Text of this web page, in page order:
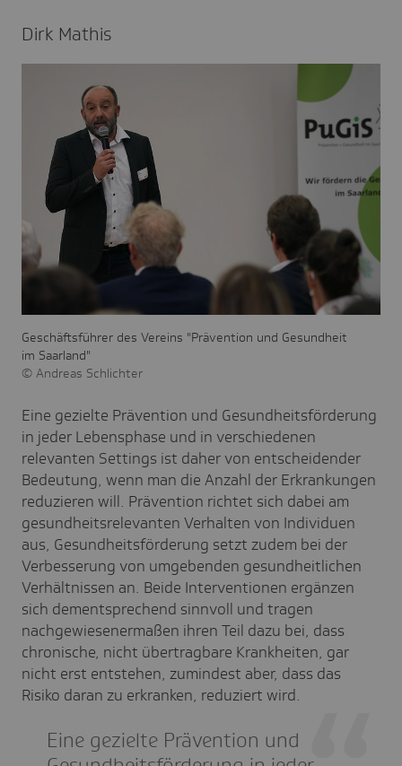
Dirk Mathis
Geschäftsführer des Vereins "Prävention und Gesundheit
im Saarland"
Andreas Schlichter
Eine gezielte Prävention und Gesundheitsförderung
in jeder Lebensphase und in verschiedenen
relevanten Settings ist daher von entscheidender
Bedeutung, wenn man die Anzahl der Erkrankungen
reduzieren will. Prävention richtet sich dabei am
gesundheitsrelevanten Verhalten von Individuen
aus, Gesundheitsförderung setzt zudem bei der
Verbesserung von umgebenden gesundheitlichen
Verhältnissen an. Beide Interventionen ergänzen
sich dementsprechend sinnvoll und tragen
nachgewiesenermaßen ihren Teil dazu bei, dass
chronische, nicht übertragbare Krankheiten, gar
nicht erst entstehen, zumindest aber, dass das
Risiko daran zu erkranken, reduziert wird.
Eine gezielte Prävention und